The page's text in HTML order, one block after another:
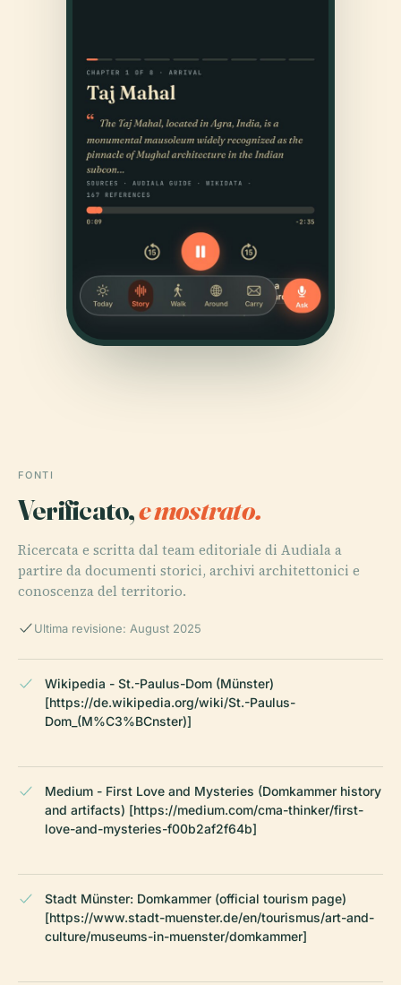
FONTI
Verificato,e mostrato.
Ricercata e scritta dal team editoriale di Audiala a
partire da documenti storici, archivi architettonici e
conoscenza del territorio.
Ultima revisione: August 2025
Wikipedia - St.-Paulus-Dom (Münster)
[https://de.wikipedia.org/wiki/St.-Paulus-
Dom_(M%C3%BCnster)]
Medium - First Love and Mysteries (Domkammer history
and artifacts) [https://medium.com/cma-thinker/first-
love-and-mysteries-f00b2af2f64b]
Stadt Münster: Domkammer (official tourism page)
[https://www.stadt-muenster.de/en/tourismus/art-and-
culture/museums-in-muenster/domkammer]